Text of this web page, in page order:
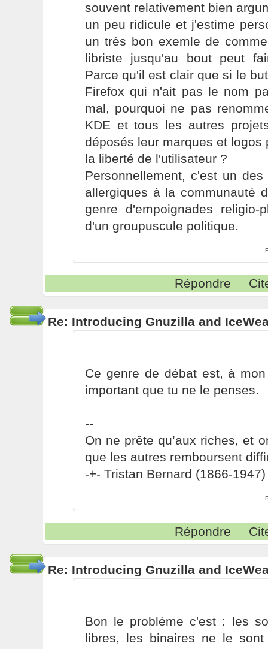
souvent relativement bien
un peu ridicule et j'estime
un très bon exemle de
libriste jusqu'au bout peut
Parce qu'il est clair que si le
Firefox qui n'ait pas le nom
mal, pourquoi ne pas
KDE et tous les autres
déposés leur marques et logos
la liberté de l'utilisateur ?
Personnellement, c'est un
allergiques à la communauté
genre d'empoignades religio-
d'un groupuscule politique.
Répondre
Re: Introducing Gnuzilla and
Ce genre de débat est, à
important que tu ne le penses.
--
On ne prête qu’aux riches, et
que les autres remboursent
-+- Tristan Bernard (1866-1947)
Répondre
Re: Introducing Gnuzilla and
Bon le problème c'est : les
libres, les binaires ne le